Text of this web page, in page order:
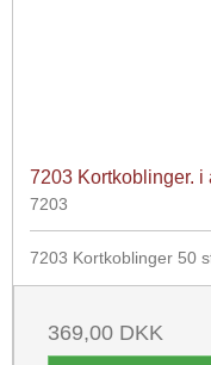
7203 Kortkoblinger. i
7203
7203 Kortkoblinger 50
369,00 DKK